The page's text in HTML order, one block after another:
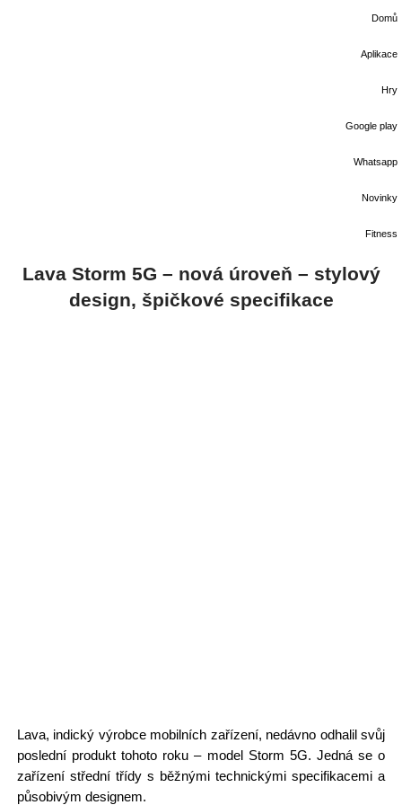
Domů
Aplikace
Hry
Google play
Whatsapp
Novinky
Fitness
Lava Storm 5G – nová úroveň – stylový
design, špičkové specifikace
Lava, indický výrobce mobilních zařízení, nedávno odhalil svůj
poslední produkt tohoto roku – model Storm 5G. Jedná se o
zařízení střední třídy s běžnými technickými specifikacemi a
působivým designem.